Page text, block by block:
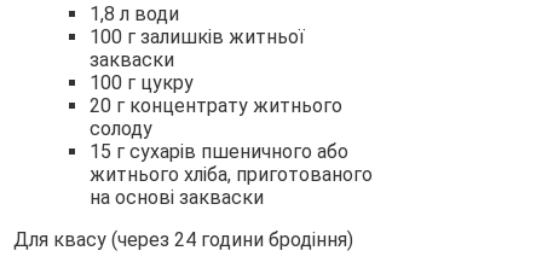
1,8 л води
100 г залишків житньої
закваски
100 г цукру
20 г концентрату житнього
солоду
15 г сухарів пшеничного або
житнього хліба, приготованого
на основі закваски
Для квасу (через 24 години бродіння)